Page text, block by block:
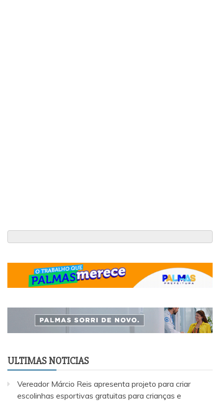
ULTIMAS NOTICIAS
Vereador Márcio Reis apresenta projeto para criar
escolinhas esportivas gratuitas para crianças e